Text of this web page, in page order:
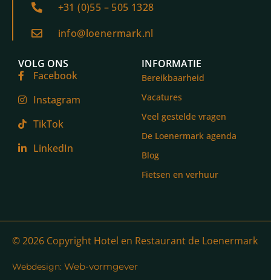
+31 (0)55 – 505 1328
info@loenermark.nl
VOLG ONS
Facebook
Instagram
TikTok
LinkedIn
INFORMATIE
Bereikbaarheid
Vacatures
Veel gestelde vragen
De Loenermark agenda
Blog
Fietsen en verhuur
© 2026 Copyright Hotel en Restaurant de Loenermark
Webdesign: Web-vormgever